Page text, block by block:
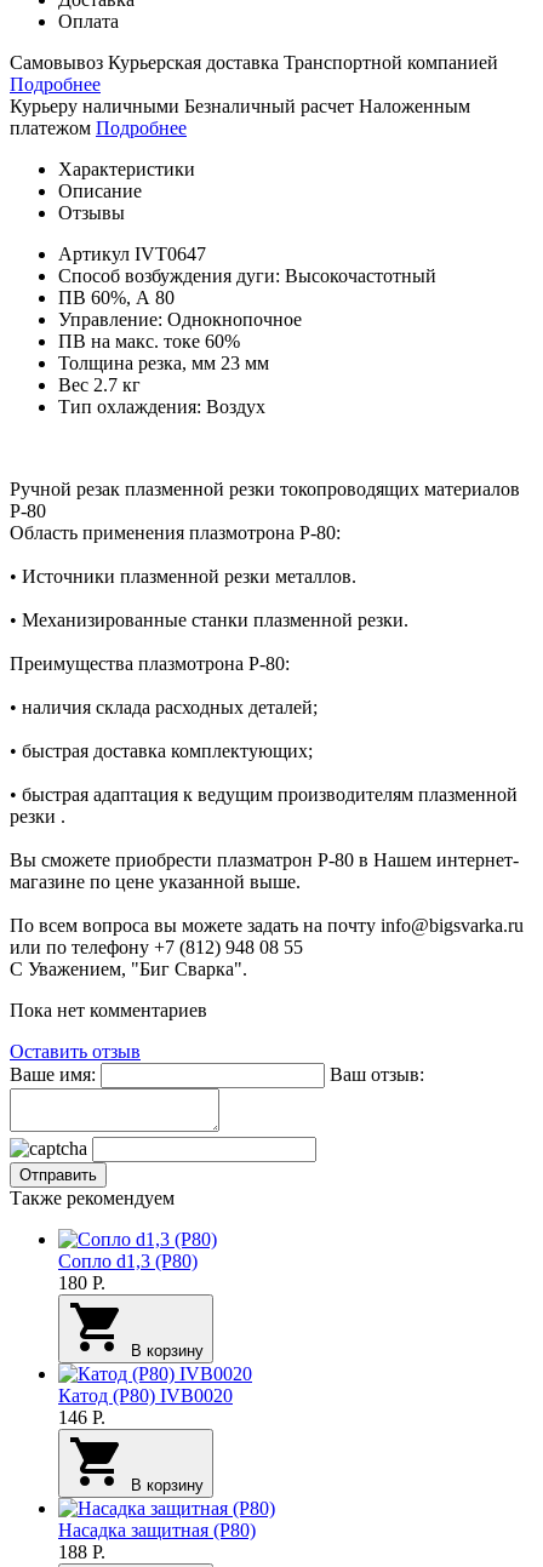
Оплата
Самовывоз Курьерская доставка Транспортной компанией
Подробнее
Курьеру наличными Безналичный расчет Наложенным
платежом Подробнее
Характеристики
Описание
Отзывы
Артикул IVT0647
Способ возбуждения дуги: Высокочастотный
ПВ 60%, А 80
Управление: Однокнопочное
ПВ на макс. токе 60%
Толщина резка, мм 23 мм
Вес 2.7 кг
Тип охлаждения: Воздух
Ручной резак плазменной резки токопроводящих материалов
P-80
Область применения плазмотрона P-80:
• Источники плазменной резки металлов.
• Механизированные станки плазменной резки.
Преимущества плазмотрона P-80:
• наличия склада расходных деталей;
• быстрая доставка комплектующих;
• быстрая адаптация к ведущим производителям плазменной
резки .
Вы сможете приобрести плазматрон P-80 в Нашем интернет-
магазине по цене указанной выше.
По всем вопроса вы можете задать на почту info@bigsvarka.ru
или по телефону +7 (812) 948 08 55
С Уважением, "Биг Сварка".
Пока нет комментариев
Оставить отзыв
Ваше имя:
Ваш отзыв:
Также рекомендуем
Сопло d1,3 (P80)
180 Р.
В корзину
Катод (P80) IVB0020
146 Р.
В корзину
Насадка защитная (P80)
188 Р.